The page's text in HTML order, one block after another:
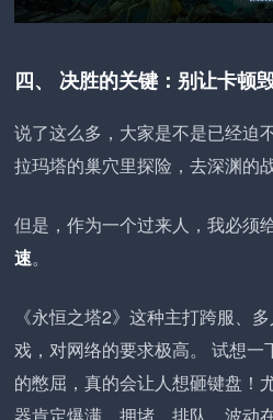
四、 决胜的关键：别让卡顿
说了这么多，大家是不是已经迫
拉玛塔的巢穴里探险，去深渊的
但是，作为一个过来人，我必
速。
《永恒之塔2》这种主打跨服、
戏，对网络的要求极高。 试想一
的憋屈，真的会让人想砸键盘！